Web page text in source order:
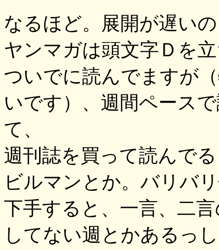
なるほど。展開が遅い
ヤンマガは頭文字Ｄを
ついでに読んでますが
いです）、週間ペース
て、
週刊誌を買って読んで
ビルマンとか。バリバ
下手すると、一言、二
してない週とかあるっ